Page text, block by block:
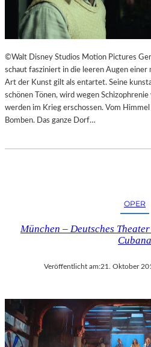
©Walt Disney Studios Motion Pictures
schaut fasziniert in die leeren Augen einer
Art der Kunst gilt als entartet. Seine
schönen Tönen, wird wegen
werden im Krieg erschossen. Vom
Bomben. Das ganze Dorf…
OPER
München – Deutsches
Cubana
Veröffentlicht am:21. Oktober